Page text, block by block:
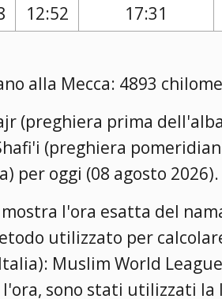
12:52 17:31
alla Mecca: 4893
(preghiera prima
(preghiera
per oggi (08 agosto 2026).
l'ora esatta del
utilizzato per
Muslim World
l'ora, sono stati utilizzati